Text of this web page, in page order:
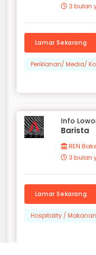
3 bulan
Lamar Sekarang
Periklanan/ Media/
Info
Barista
REN
3 bulan
Lamar Sekarang
Hospitality /